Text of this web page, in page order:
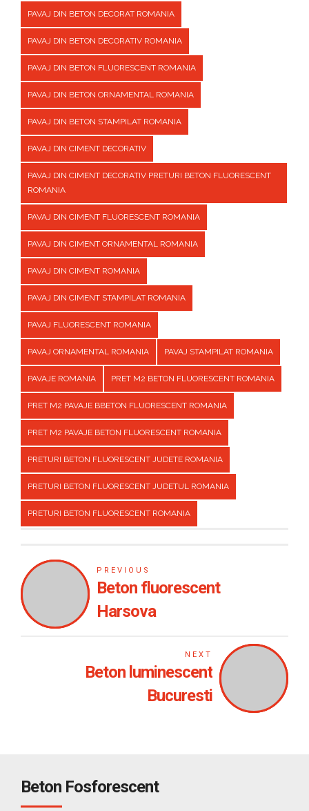
PAVAJ DIN BETON DECORAT ROMANIA
PAVAJ DIN BETON DECORATIV ROMANIA
PAVAJ DIN BETON FLUORESCENT ROMANIA
PAVAJ DIN BETON ORNAMENTAL ROMANIA
PAVAJ DIN BETON STAMPILAT ROMANIA
PAVAJ DIN CIMENT DECORATIV
PAVAJ DIN CIMENT DECORATIV PRETURI BETON FLUORESCENT
ROMANIA
PAVAJ DIN CIMENT FLUORESCENT ROMANIA
PAVAJ DIN CIMENT ORNAMENTAL ROMANIA
PAVAJ DIN CIMENT ROMANIA
PAVAJ DIN CIMENT STAMPILAT ROMANIA
PAVAJ FLUORESCENT ROMANIA
PAVAJ ORNAMENTAL ROMANIA PAVAJ STAMPILAT ROMANIA
PAVAJE ROMANIA PRET M2 BETON FLUORESCENT ROMANIA
PRET M2 PAVAJE BBETON FLUORESCENT ROMANIA
PRET M2 PAVAJE BETON FLUORESCENT ROMANIA
PRETURI BETON FLUORESCENT JUDETE ROMANIA
PRETURI BETON FLUORESCENT JUDETUL ROMANIA
PRETURI BETON FLUORESCENT ROMANIA
PREVIOUS
Beton fluorescent
Harsova
NEXT
Beton luminescent
Bucuresti
Beton Fosforescent